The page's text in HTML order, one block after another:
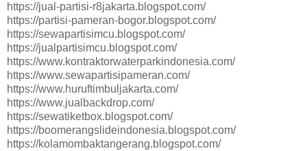
https://jual-partisi-r8jakarta.blogspot.com/
https://partisi-pameran-bogor.blogspot.com/
https://sewapartisimcu.blogspot.com/
https://jualpartisimcu.blogspot.com/
https://www.kontraktorwaterparkindonesia.com/
https://www.sewapartisipameran.com/
https://www.huruftimbuljakarta.com/
https://www.jualbackdrop.com/
https://sewatiketbox.blogspot.com/
https://boomerangslideindonesia.blogspot.com/
https://kolamombaktangerang.blogspot.com/